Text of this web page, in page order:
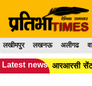
content
लखीमपुर लखनऊ अलीगढ
Latest news आरआरसी